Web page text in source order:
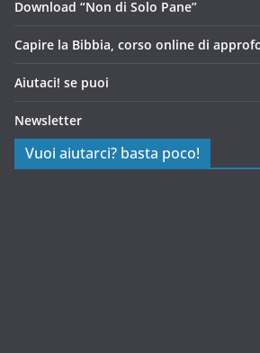
Download “Non di Solo Pane”
Capire la Bibbia, corso online di
Aiutaci! se puoi
Newsletter
Vuoi aiutarci? basta poco!